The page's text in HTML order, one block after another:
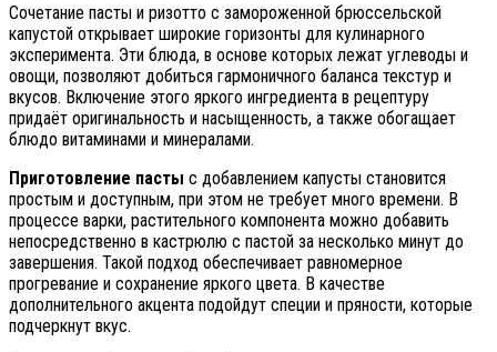
Сочетание пасты и ризотто с замороженной брюссельской
капустой открывает широкие горизонты для кулинарного
эксперимента. Эти блюда, в основе которых лежат углеводы и
овощи, позволяют добиться гармоничного баланса текстур и
вкусов. Включение этого яркого ингредиента в рецептуру
придаёт оригинальность и насыщенность, а также обогащает
блюдо витаминами и минералами.
Приготовление пасты с добавлением капусты становится
простым и доступным, при этом не требует много времени. В
процессе варки, растительного компонента можно добавить
непосредственно в кастрюлю с пастой за несколько минут до
завершения. Такой подход обеспечивает равномерное
прогревание и сохранение яркого цвета. В качестве
дополнительного акцента подойдут специи и пряности, которые
подчеркнут вкус.